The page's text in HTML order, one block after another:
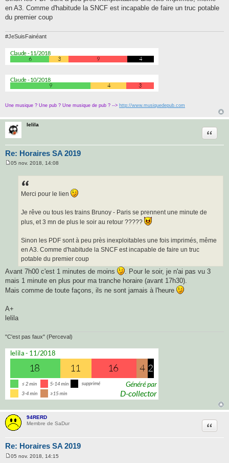
en A3. Comme d'habitude la SNCF est incapable de faire un truc potable
du premier coup
#JeSuisFainéant
Une musique ? Une pub ? Une musique de pub ? --> http://www.musiquedepub.com
lelila
Re: Horaires SA 2019
05 nov. 2018, 14:08
Merci pour le lien
Je rêve ou tous les trains Brunoy - Paris se prennent une minute de
plus, et 3 mn de plus le soir au retour ?????
Sinon les PDF sont à peu près inexploitables une fois imprimés, même
en A3. Comme d'habitude la SNCF est incapable de faire un truc
potable du premier coup
Avant 7h00 c'est 1 minutes de moins
. Pour le soir, je n'ai pas vu 3
mais 1 minute en plus pour ma tranche horaire (avant 17h30).
Mais comme de toute façons, ils ne sont jamais à l'heure
A+
lelila
"C'est pas faux" (Perceval)
94RERD
Membre de SaDur
Re: Horaires SA 2019
05 nov. 2018, 14:15